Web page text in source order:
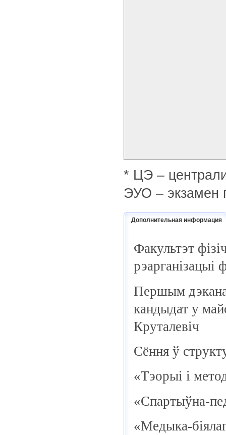
* ЦЭ –
ЭУО – экзамен
Дополнительная информация
Факультэт
рэарганізацыі
Першым
кандыдат у
Круталевіч
Сёння ў
«Тэорыі і
«Спартыўна-
«Медыка-